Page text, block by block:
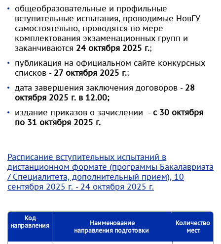
общеобразовательные и профильные
вступительные испытания, проводимые НовГУ
самостоятельно, проводятся по мере
комплектования экзаменационных групп и
заканчиваются 24 октября 2025 г.;
публикация на официальном сайте конкурсных
списков - 27 октября 2025 г.;
дата завершения заключения договоров - 28
октября 2025 г. в 12.00;
издание приказов о зачислении - с 30 октября
по 31 октября 2025 г.
Расписание вступительных испытаний в
дистанционном формате (программы Бакалавриата
/ Специалитета, дополнительный прием), 10
сентября 2025 г. - 24 октября 2025 г.
Код
направления
Наименование
направления подготовки
Количество
мест